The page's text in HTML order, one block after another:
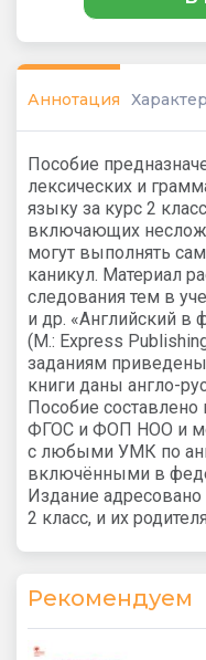
Аннотация
Пособие
лексических и
языку за курс 2
включающих
могут выполнять
каникул. Материал
следования тем в
и др. «Английский в
(М.: Express
заданиям
книги даны англо-
Пособие составлено
ФГОС и ФОП НОО и
с любыми УМК по
включёнными в
Издание
2 класс, и их
Рекомендуем